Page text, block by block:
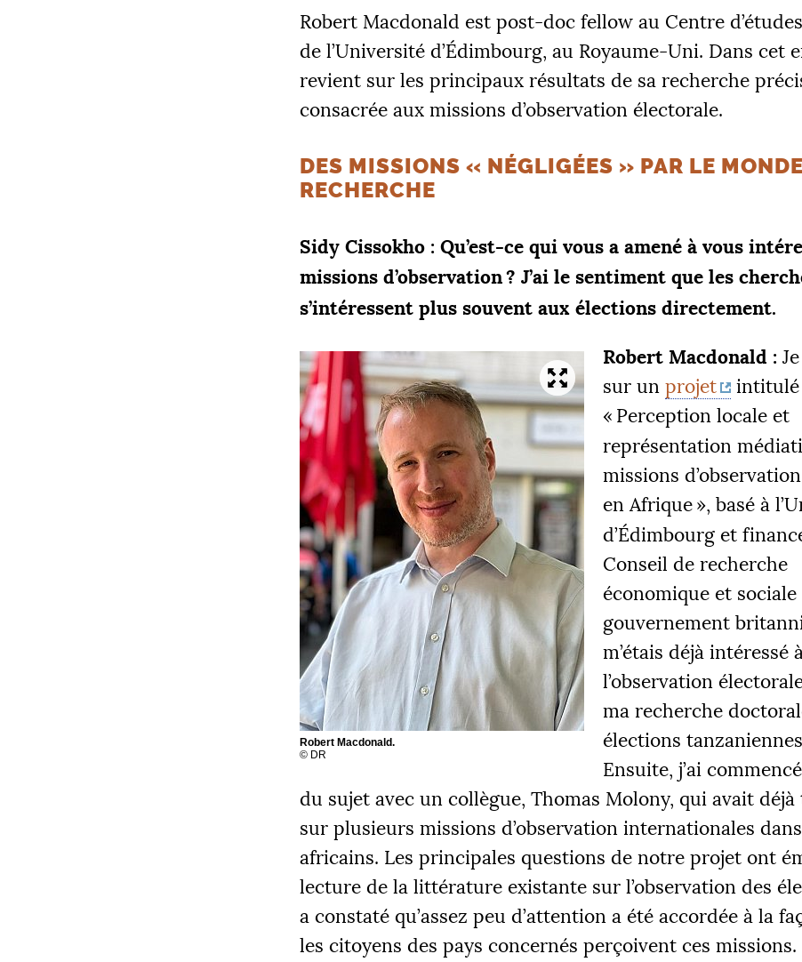
Robert Macdonald est post-doc fellow au Centre
de l’Université d’Édimbourg, au Royaume-Uni. Dans cet
revient sur les principaux résultats de sa recherche
consacrée aux missions d’observation électorale.
DES MISSIONS « NÉGLIGÉES » PAR LE
RECHERCHE
Sidy Cissokho : Qu’est-ce qui vous a amené à vous
missions d’observation? J’ai le sentiment que les
s’intéressent plus souvent aux élections directement.
Robert Macdonald.
© DR
Robert Macdonald :
sur un projet
intitulé
« Perception locale et
représentation
missions
en Afrique », basé à
d’Édimbourg et
Conseil de recherche
économique et sociale
gouvernement
m’étais déjà intéressé
l’observation
ma recherche
élections
Ensuite, j’ai
du sujet avec un collègue, Thomas Molony, qui avait
sur plusieurs missions d’observation internationales
africains. Les principales questions de notre projet ont
lecture de la littérature existante sur l’observation des
a constaté qu’assez peu d’attention a été accordée à la
les citoyens des pays concernés perçoivent ces
|
PALIER 1
5000 €
|
PALIER 2
10000 €
FAIRE UN DON